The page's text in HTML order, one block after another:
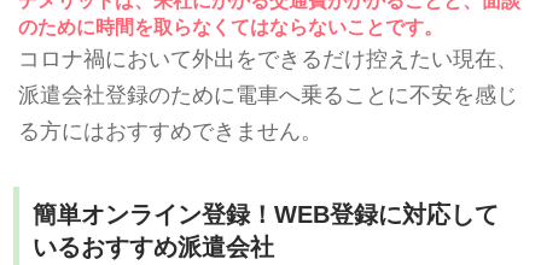
のために時間を取らなくてはならないことです。
コロナ禍において外出をできるだけ控えたい現在、
派遣会社登録のために電車へ乗ることに不安を感じ
る方にはおすすめできません。
簡単オンライン登録！WEB登録に対応して
いるおすすめ派遣会社